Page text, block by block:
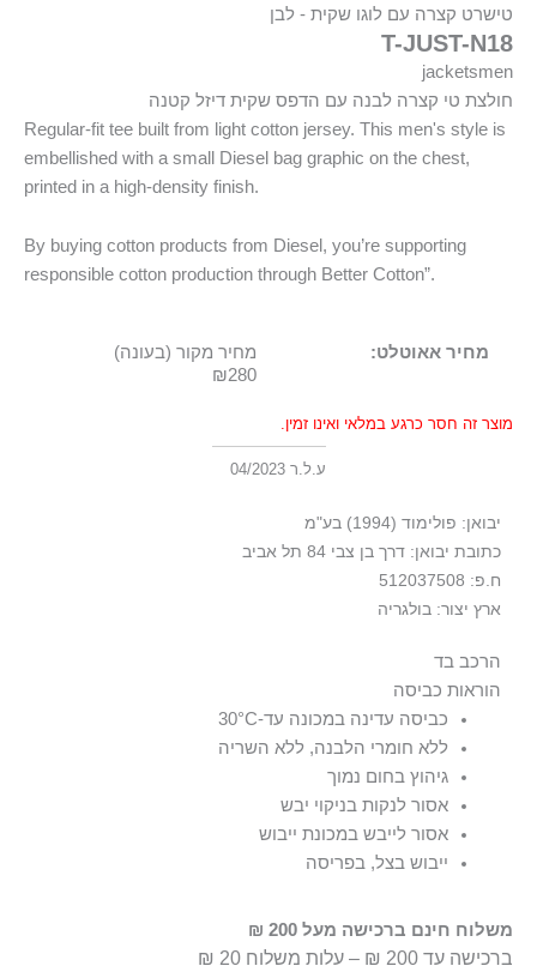
טישרט קצרה עם לוגו שקית - לבן
T-JUST-N18
jacketsmen
חולצת טי קצרה לבנה עם הדפס שקית דיזל קטנה
Regular-fit tee built from light cotton jersey. This men's style is
embellished with a small Diesel bag graphic on the chest,
printed in a high-density finish.
By buying cotton products from Diesel, you’re supporting
responsible cotton production through Better Cotton”.
מחיר אאוטלט:
מחיר מקור (בעונה)
₪280
מוצר זה חסר כרגע במלאי ואינו זמין.
ע.ל.ר 04/2023
יבואן: פולימוד (1994) בע"מ
כתובת יבואן: דרך בן צבי 84 תל אביב
ח.פ: 512037508
ארץ יצור: בולגריה
הרכב בד
100% כותנה
הוראות כביסה
כביסה עדינה במכונה עד-30°C
ללא חומרי הלבנה, ללא השריה
גיהוץ בחום נמוך
אסור לנקות בניקוי יבש
אסור לייבש במכונת ייבוש
ייבוש בצל, בפריסה
משלוח חינם ברכישה מעל 200 ₪
ברכישה עד 200 ₪ – עלות משלוח 20 ₪